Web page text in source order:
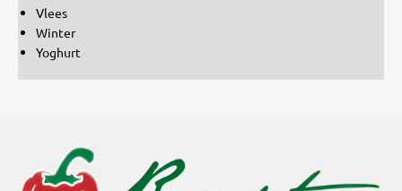
Vlees
Winter
Yoghurt